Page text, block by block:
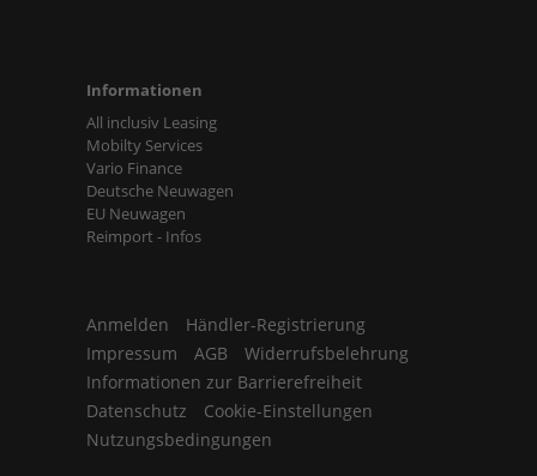
Informationen
All inclusiv Leasing
Mobilty Services
Vario Finance
Deutsche Neuwagen
EU Neuwagen
Reimport - Infos
Anmelden
Händler-Registrierung
Impressum
AGB
Widerrufsbelehrung
Informationen zur Barrierefreiheit
Datenschutz
Cookie-Einstellungen
Nutzungsbedingungen